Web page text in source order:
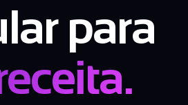
para